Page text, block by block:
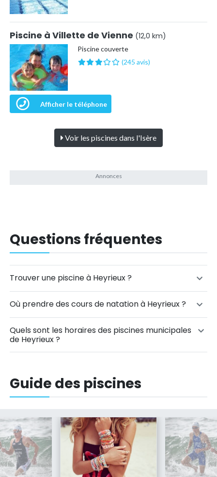
Piscine à Villette de Vienne (12,0 km)
Piscine couverte
(245 avis)
Afficher le téléphone
Voir les piscines dans l'Isère
Questions fréquentes
Trouver une piscine à Heyrieux ?
Où prendre des cours de natation à Heyrieux ?
Quels sont les horaires des piscines municipales
de Heyrieux ?
Guide des piscines